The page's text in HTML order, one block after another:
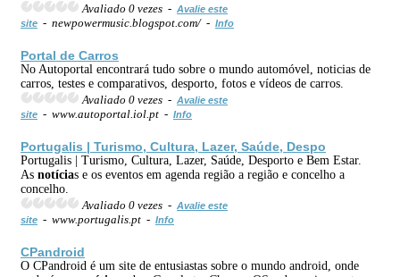
Avaliado 0 vezes - Avalie este
site - newpowermusic.blogspot.com/ - Info
Portal de Carros
No Autoportal encontrará tudo sobre o mundo automóvel, noticias de
carros, testes e comparativos, desporto, fotos e vídeos de carros.
Avaliado 0 vezes - Avalie este
site - www.autoportal.iol.pt - Info
Portugalis | Turismo, Cultura, Lazer, Saúde, Despo
Portugalis | Turismo, Cultura, Lazer, Saúde, Desporto e Bem Estar.
As notícias e os eventos em agenda região a região e concelho a
concelho.
Avaliado 0 vezes - Avalie este
site - www.portugalis.pt - Info
CPandroid
O CPandroid é um site de entusiastas sobre o mundo android, onde